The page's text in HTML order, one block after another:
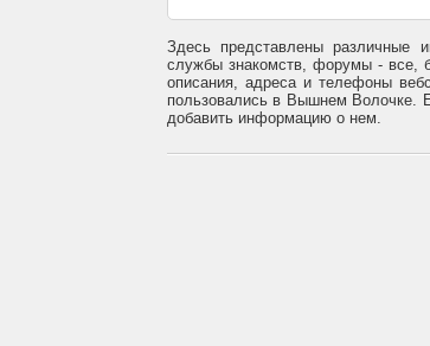
Здесь представлены различные
службы знакомств, форумы - все,
описания, адреса и телефоны
пользовались в Вышнем Волочке.
добавить информацию о нем.